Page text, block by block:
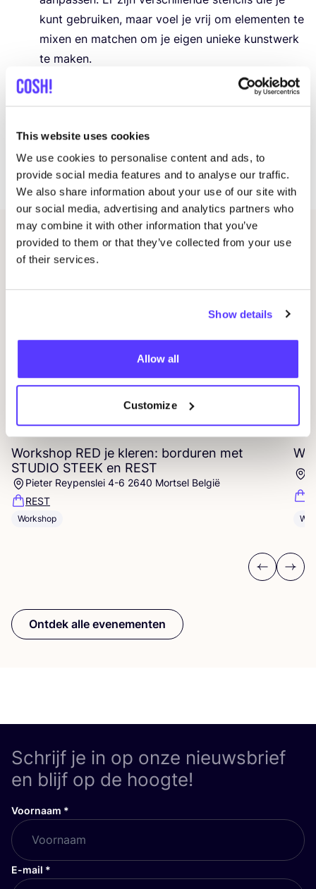
This website uses cookies
We use cookies to personalise content and ads, to
provide social media features and to analyse our traffic.
We also share information about your use of our site with
our social media, advertising and analytics partners who
may combine it with other information that you’ve
provided to them or that they’ve collected from your use
of their services.
Show details
Allow all
Customize
kunt gebrui­ken, maar voel je vrij om ele­men­ten te
mixen en mat­chen om je eigen unie­ke kunst­werk
te maken.
Hands-on bege­lei­ding:
Ter­wijl je aan je pro­jec­ten
werkt, zal er een gids zijn om je door elke stap
aan­bren­gen van het vinyl. Je krijgt de kans om te
expe­ri­men­te­ren en cre­a­tief te zijn met je
ontwerpen.
Gerelateerde evenementen
14 AUG
Workshop RED je kleren: borduren met
STUDIO STEEK en REST
Pieter Reypenslei 4-6 2640 Mortsel België
REST
Workshop
Previous
Next
Ontdek alle evenementen
Schrijf je in op onze nieuwsbrief
en blijf op de hoogte!
Voornaam *
E-mail *